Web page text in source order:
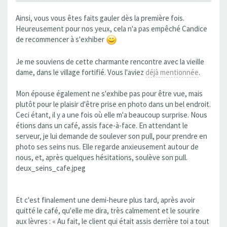
Ainsi, vous vous êtes faits gauler dès la première fois.
Heureusement pour nos yeux, cela n'a pas empêché Candice
de recommencer à s'exhiber
Je me souviens de cette charmante rencontre avec la vieille
dame, dans le village fortifié. Vous l'aviez déjà mentionnée.
Mon épouse également ne s'exhibe pas pour être vue, mais
plutôt pour le plaisir d'être prise en photo dans un bel endroit.
Ceci étant, il y a une fois où elle m'a beaucoup surprise. Nous
étions dans un café, assis face-à-face. En attendant le
serveur, je lui demande de soulever son pull, pour prendre en
photo ses seins nus. Elle regarde anxieusement autour de
nous, et, après quelques hésitations, soulève son pull.
deux_seins_cafe.jpeg
Et c'est finalement une demi-heure plus tard, après avoir
quitté le café, qu'elle me dira, très calmement et le sourire
aux lèvres : « Au fait, le client qui était assis derrière toi a tout